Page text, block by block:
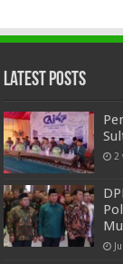
Latest Posts
2